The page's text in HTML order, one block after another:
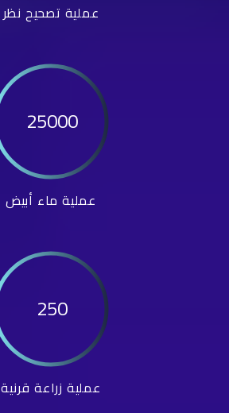
عملية تصحيح نظر
25000
عملية ماء أبيض
250
عملية زراعة قرنية